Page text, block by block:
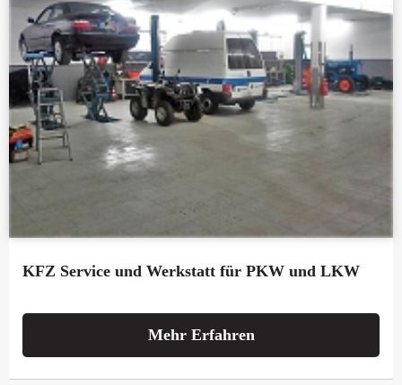
KFZ Service und Werkstatt für PKW und LKW
Mehr Erfahren